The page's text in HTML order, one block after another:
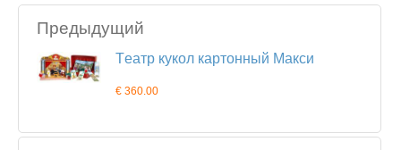
Предыдущий
Tеатр кукол картонный Макси
€ 360.00